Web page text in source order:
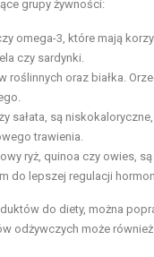
grupy żywności:
omega-3, które mają
czy sardynki.
roślinnych oraz białka.
sałata, są
trawienia.
ryż, quinoa czy owies,
do lepszej regulacji
do diety, można
odżywczych może